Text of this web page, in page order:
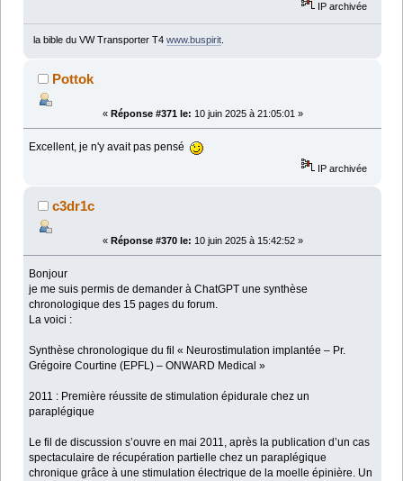
IP archivée
la bible du VW Transporter T4 www.buspirit.
Pottok
« Réponse #371 le: 10 juin 2025 à 21:05:01 »
Excellent, je n'y avait pas pensé
IP archivée
c3dr1c
« Réponse #370 le: 10 juin 2025 à 15:42:52 »
Bonjour
je me suis permis de demander à ChatGPT une synthèse
chronologique des 15 pages du forum.
La voici :
Synthèse chronologique du fil « Neurostimulation implantée – Pr.
Grégoire Courtine (EPFL) – ONWARD Medical »
2011 : Première réussite de stimulation épidurale chez un
paraplégique
Le fil de discussion s’ouvre en mai 2011, après la publication d’un cas
spectaculaire de récupération partielle chez un paraplégique
chronique grâce à une stimulation électrique de la moelle épinière. Un